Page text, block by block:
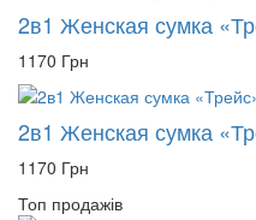
2в1 Женская сумка
1170 Грн
2в1 Женская сумка
1170 Грн
Топ продажів